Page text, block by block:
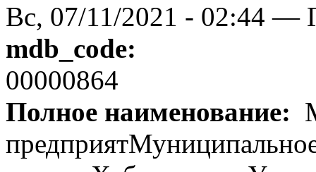
Вс, 07/11/2021 - 02:44 —
mdb_code:
00000864
Полное наименование: